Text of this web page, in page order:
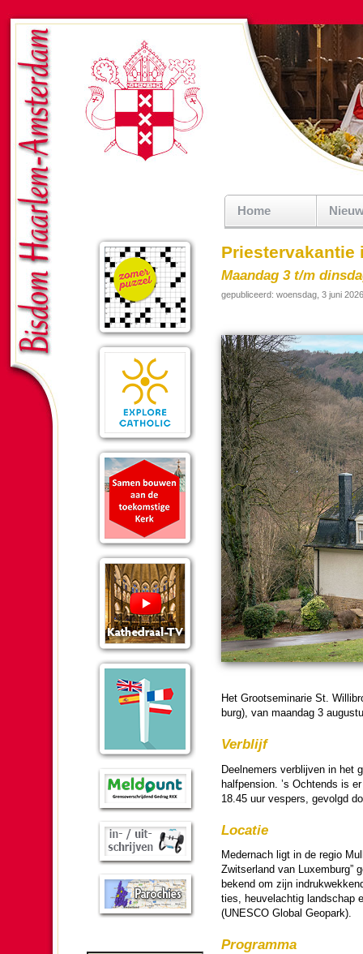
Home
Priestervakantie
Maandag 3 t/m
gepubliceerd: woensdag, 3 juni 2026
Het Groot­semi­narie St.
burg), van maan­dag 3
Verblijf
Deel­ne­mers ver­blij­ven in het
halfpension. ’s Ochtends is
18.45 uur vespers, gevolgd
Locatie
Medernach ligt in de regio
Zwitserland van Lu­xem­burg”
bekend om zijn
ties, heuvelach­tig land­schap
(UNESCO Global Geopark).
Pro­gram­ma